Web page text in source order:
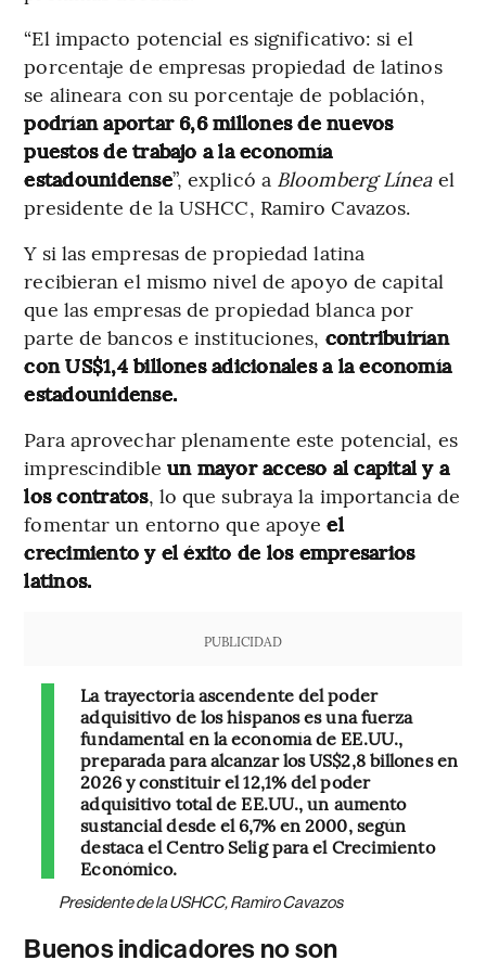
“El impacto potencial es significativo: si el
porcentaje de empresas propiedad de latinos
se alineara con su porcentaje de población,
podrían aportar 6,6 millones de nuevos
puestos de trabajo a la economía
estadounidense”, explicó a Bloomberg Líneael
presidente de la USHCC, Ramiro Cavazos.
Y si las empresas de propiedad latina
recibieran el mismo nivel de apoyo de capital
que las empresas de propiedad blanca por
parte de bancos e instituciones, contribuirían
con US$1,4 billones adicionales a la economía
estadounidense.
Para aprovechar plenamente este potencial, es
imprescindible un mayor acceso al capital y a
los contratos, lo que subraya la importancia de
fomentar un entorno que apoyeel
crecimiento y el éxito de los empresarios
latinos.
PUBLICIDAD
La trayectoria ascendente del poder
adquisitivo de los hispanos es una fuerza
fundamental en la economía de EE.UU.,
preparada para alcanzar los US$2,8 billones en
2026 y constituir el 12,1% del poder
adquisitivo total de EE.UU., un aumento
sustancial desde el 6,7% en 2000, según
destaca el Centro Selig para el Crecimiento
Económico.
Presidente de la USHCC, Ramiro Cavazos
Buenos indicadores no son